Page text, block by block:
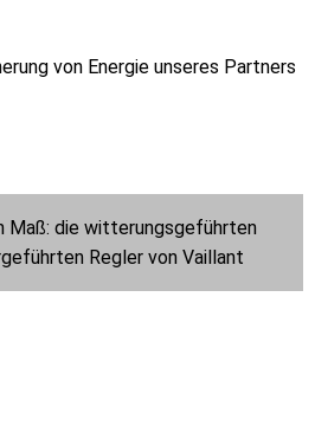
von Energie unseres Partners
Maß: die witterungsgeführten
Regler von Vaillant